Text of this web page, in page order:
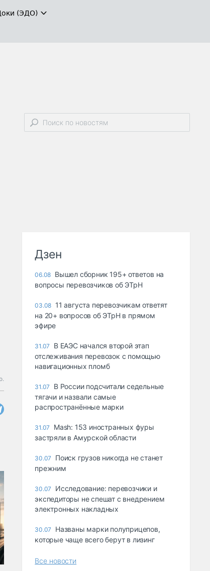
(ЭДО)
Дзен
06.08 Вышел сборник 195+ ответов на
вопросы перевозчиков об ЭТрН
03.08 11 августа перевозчикам ответят
на 20+ вопросов об ЭТрН в прямом
эфире
31.07
В ЕАЭС начался второй этап
отслеживания перевозок с помощью
навигационных пломб
31.07
В России подсчитали седельные
тягачи и назвали самые
распространённые марки
31.07
Mash: 153 иностранных фуры
застряли в Амурской области
30.07
Поиск грузов никогда не станет
прежним
30.07
Исследование: перевозчики и
экспедиторы не спешат с внедрением
электронных накладных
30.07
Названы марки полуприцепов,
которые чаще всего берут в лизинг
Все новости